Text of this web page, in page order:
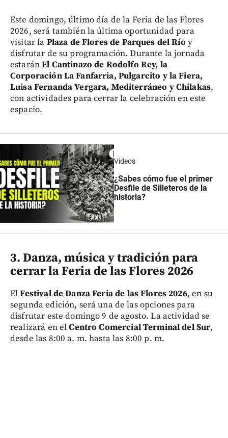
Este domingo, último día de la Feria de las Flores
2026, será también la última oportunidad para
visitar la Plaza de Flores de Parques del Río y
disfrutar de su programación. Durante la jornada
estaránEl Cantinazo de Rodolfo Rey, la
Corporación La Fanfarria, Pulgarcito y la Fiera,
Luisa Fernanda Vergara, Mediterráneo y Chilakas,
con actividades para cerrar la celebración en este
espacio.
Videos
¿Sabes cómo fue el primer
Desfile de Silleteros de la
historia?
3. Danza, música y tradición para
cerrar la Feria de las Flores 2026
ElFestival de Danza Feria de las Flores 2026, en su
segunda edición, será una de las opciones para
disfrutar este domingo 9 de agosto. La actividad se
realizará en elCentro Comercial Terminal del Sur,
desde las 8:00 a. m. hasta las 8:00 p. m.